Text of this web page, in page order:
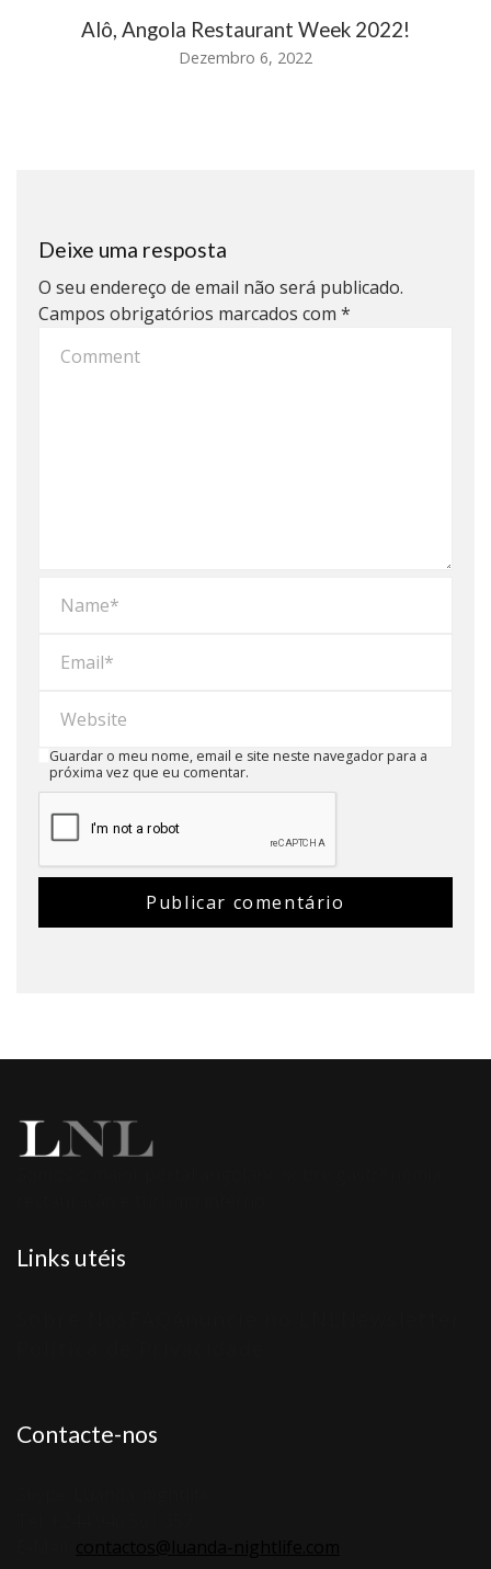
Alô, Angola Restaurant Week 2022!
Dezembro 6, 2022
Deixe uma resposta
O seu endereço de email não será publicado.
Campos obrigatórios marcados com *
Guardar o meu nome, email e site neste navegador para a
próxima vez que eu comentar.
Links utéis
Contacte-nos